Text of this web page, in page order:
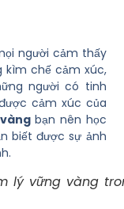
người cảm thấy
kìm chế cảm xúc,
người có tinh
cảm xúc của
bạn nên học
biết được sự ảnh
lý vững vàng